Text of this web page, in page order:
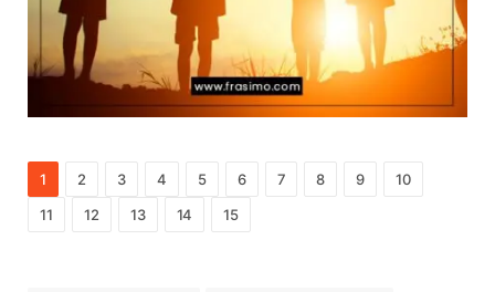
1 2 3 4 5 6 7 8 9
10
11
12 13 14 15